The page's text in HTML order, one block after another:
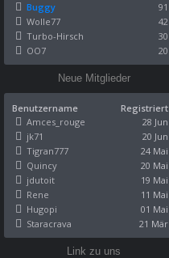
Buggy
91
Wolle77
42
Turbo-Hirsch
30
OO7
20
Neue Mitglieder
Benutzername
Registriert
Amces_rouge
28 Jun
jk71
20 Jun
Tigran777
24 Mai
Quincy
20 Mai
jdutoit
19 Mai
Rene
11 Mai
Hugopi
01 Mai
Staracrava
21 Mär
Link zu uns